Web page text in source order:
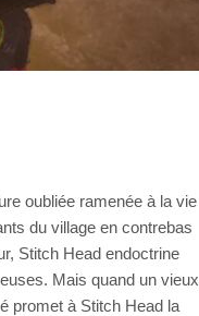
oubliée ramenée à la vie
du village en contrebas
Stitch Head endoctrine
Mais quand un vieux
promet à Stitch Head la